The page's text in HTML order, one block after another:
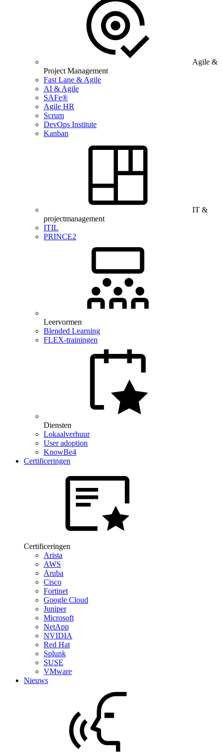
Agile &
Project Management
Fast Lane & Agile
AI & Agile
SAFe®
Agile HR
Scrum
DevOps Institute
Kanban
IT &
projectmanagement
ITIL
PRINCE2
Leervormen
Blended Learning
FLEX-trainingen
Diensten
Lokaalverhuur
User adoption
KnowBe4
Certificeringen
Certificeringen
Arista
AWS
Aruba
Cisco
Fortinet
Google Cloud
Juniper
Microsoft
NetApp
NVIDIA
Red Hat
Splunk
SUSE
VMware
Nieuws